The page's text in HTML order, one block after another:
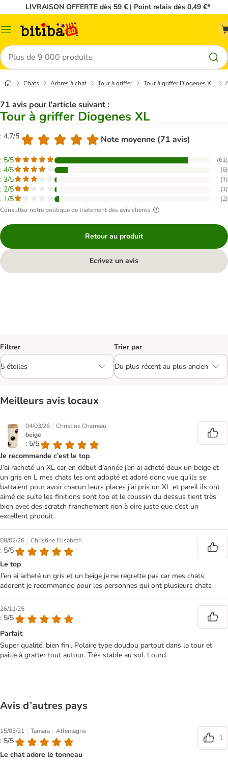
LIVRAISON OFFERTE dès 59 € | Point relais dès 0,49 €*
Menu
Rechercher
Chats Arbres à chat Tour à griffer Tour à griffer Diogenes XL
71 avis pour l'article suivant :
Tour à griffer Diogenes XL
: 4.7/5 Note moyenne (71 avis)
: 5/5 (61)
: 4/5 (6)
: 3/5 (1)
: 2/5 (1)
: 1/5 (2)
Consultez notre politique de traitement des avis clients
Retour au produit
Ecrivez un avis
Filtrer Trier par
Meilleurs avis locaux
04/03/26 | Christine Charreau
beige
: 5/5
Je recommande c’est le top
J’ai racheté un XL car en début d’année j’en ai acheté deux un beige et
un gris en L mes chats les ont adopté et adoré donc vue qu’ils se
battaient pour avoir chacun leurs places j’ai pris un XL et pareil ils ont
aimé de suite les finitions sont top et le coussin du dessus tient très
bien avec des scratch franchement rien à dire juste que c’est un
excellent produit
08/02/26 | Christine Elisabeth
: 5/5
Le top
J’en ai acheté un gris et un beige je ne regrette pas car mes chats
adorent je recommande pour les personnes qui ont plusieurs chats
26/11/25
: 5/5
Parfait
Super qualité, bien fini. Polaire type doudou partout dans la tour et
paille à gratter tout autour. Très stable au sol. Lourd.
Avis d’autres pays
15/03/21 | Tamara | Allemagne
: 5/5
1
Le chat adore le tonneau